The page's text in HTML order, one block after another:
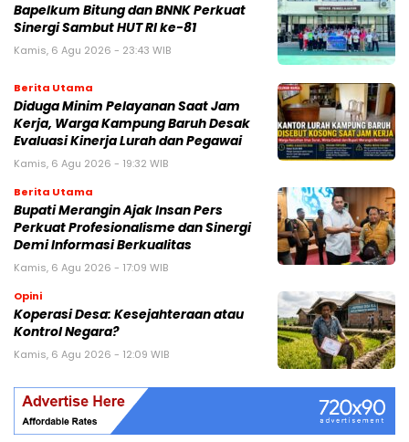
Bapelkum Bitung dan BNNK Perkuat
Sinergi Sambut HUT RI ke-81
Kamis, 6 Agu 2026 - 23:43 WIB
Berita Utama
Diduga Minim Pelayanan Saat Jam
Kerja, Warga Kampung Baruh Desak
Evaluasi Kinerja Lurah dan Pegawai
Kamis, 6 Agu 2026 - 19:32 WIB
Berita Utama
Bupati Merangin Ajak Insan Pers
Perkuat Profesionalisme dan Sinergi
Demi Informasi Berkualitas
Kamis, 6 Agu 2026 - 17:09 WIB
Opini
Koperasi Desa: Kesejahteraan atau
Kontrol Negara?
Kamis, 6 Agu 2026 - 12:09 WIB